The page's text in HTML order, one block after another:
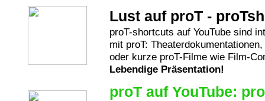
Lust auf proT -
proT-shortcuts auf YouTube sind
mit proT:
oder kurze proT-Filme wie Film-
Lebendige Präsentation!
proT auf YouTube: